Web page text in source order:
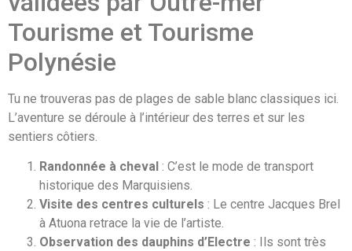
Tourisme et Tourisme
Polynésie
Tu ne trouveras pas de plages de sable blanc classiques ici.
L’aventure se déroule à l’intérieur des terres et sur les
sentiers côtiers.
Randonnée à cheval : C’est le mode de transport
historique des Marquisiens.
Visite des centres culturels : Le centre Jacques Brel
à Atuona retrace la vie de l’artiste.
Observation des dauphins d’Electre : Ils sont très